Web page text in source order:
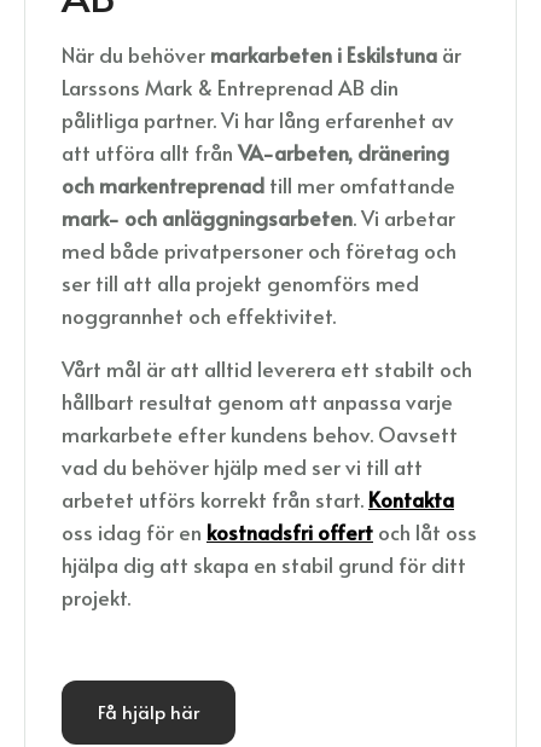
När du behöver markarbeten i Eskilstuna är
Larssons Mark & Entreprenad AB din
pålitliga partner. Vi har lång erfarenhet av
att utföra allt frånVA-arbeten, dränering
och markentreprenad till mer omfattande
mark- och anläggningsarbeten. Vi arbetar
med både privatpersoner och företag och
ser till att alla projekt genomförs med
noggrannhet och effektivitet.
Vårt mål är att alltid leverera ett stabilt och
hållbart resultat genom att anpassa varje
markarbete efter kundens behov. Oavsett
vad du behöver hjälp med ser vi till att
arbetet utförs korrekt från start. Kontakta
oss idag för en kostnadsfri offert och låt oss
hjälpa dig att skapa en stabil grund för ditt
projekt.
Få hjälp här